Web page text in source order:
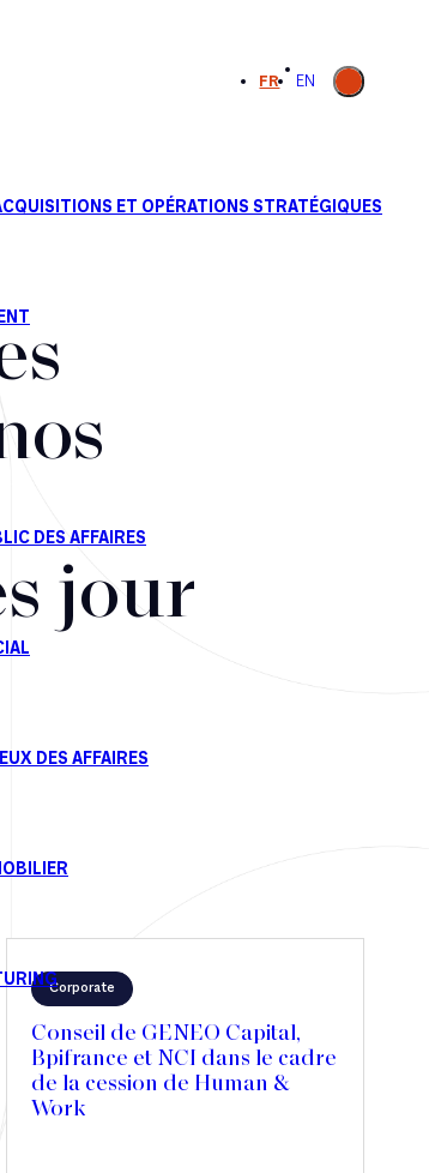
FR EN
Ouvrir la
recherche
jour
Corporate
Conseil de GENEO Capital,
Bpifrance et NCI dans le cadre
de la cession de Human &
Work